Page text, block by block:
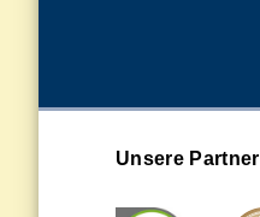
Unsere Partner